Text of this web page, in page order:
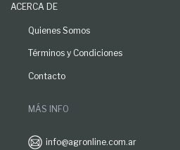
ACERCA DE
Quienes Somos
Términos y Condiciones
Contacto
MÁS INFO
info@agronline.com.ar